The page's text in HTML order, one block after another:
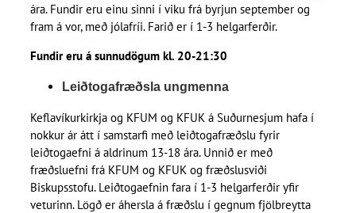
ára. Fundir eru einu sinni í viku frá byrjun september og
fram á vor, með jólafríi. Farið er í 1-3 helgarferðir.
Fundir eru á sunnudögum kl. 20-21:30
Leiðtogafræðsla ungmenna
Keflavíkurkirkja og KFUM og KFUK á Suðurnesjum hafa í
nokkur ár átt í samstarfi með leiðtogafræðslu fyrir
leiðtogaefni á aldrinum 13-18 ára. Unnið er með
fræðsluefni frá KFUM og KFUK og fræðslusviði
Biskupsstofu. Leiðtogaefnin fara í 1-3 helgarferðir yfir
veturinn. Lögð er áhersla á fræðslu í gegnum fjölbreytta